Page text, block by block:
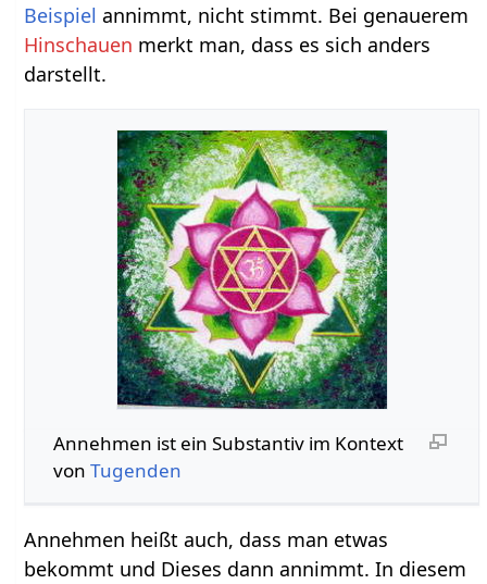
Beispiel annimmt, nicht stimmt. Bei genauerem
Hinschauen merkt man, dass es sich anders
darstellt.
Annehmen‏‎ ist ein Substantiv im Kontext
von Tugenden
Annehmen heißt auch, dass man etwas
bekommt und Dieses dann annimmt. In diesem